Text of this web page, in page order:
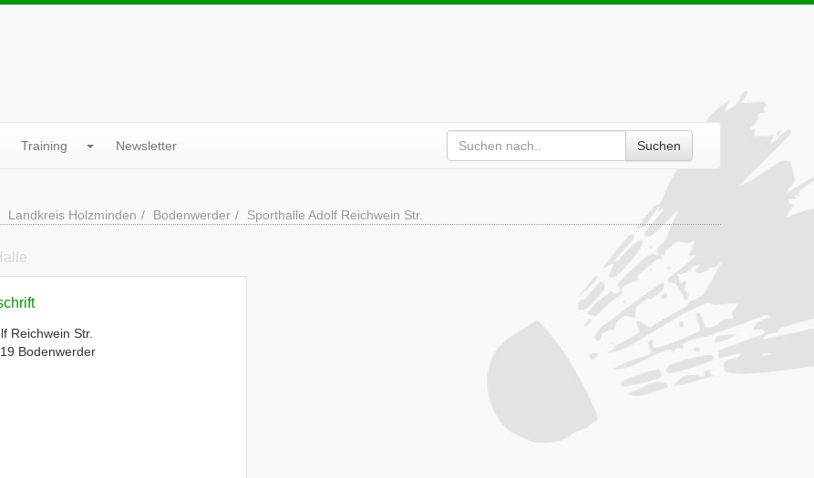
Training Newsletter Suchen
Landkreis Holzminden Bodenwerder Sporthalle Adolf Reichwein Str.
Reichwein Str.
Bodenwerder